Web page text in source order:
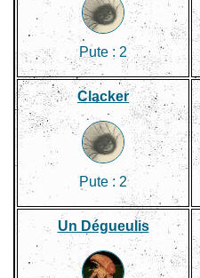
Pute : 2
Clacker
Pute : 2
Un Dégueulis